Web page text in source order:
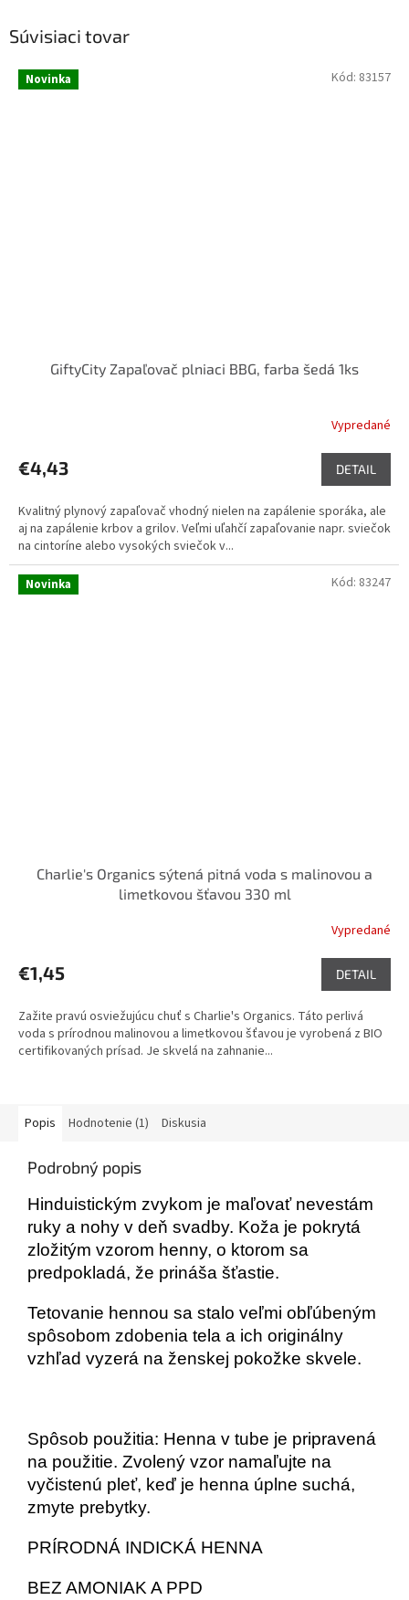
Súvisiaci tovar
Novinka
GiftyCity Zapaľovač plniaci BBG, farba šedá 1ks
Vypredané
€4,43 DETAIL
Kvalitný plynový zapaľovač vhodný nielen na zapálenie sporáka, ale
aj na zapálenie krbov a grilov. Veľmi uľahčí zapaľovanie napr. sviečok
na cintoríne alebo vysokých sviečok v...
Kód: 83157
Novinka
Charlie's Organics sýtená pitná voda s malinovou a
limetkovou šťavou 330 ml
Vypredané
€1,45 DETAIL
Zažite pravú osviežujúcu chuť s Charlie's Organics. Táto perlivá
voda s prírodnou malinovou a limetkovou šťavou je vyrobená z BIO
certifikovaných prísad. Je skvelá na zahnanie...
Kód: 83247
Popis Hodnotenie (1) Diskusia
Podrobný popis
Hinduistickým zvykom je maľovať nevestám
ruky a nohy v deň svadby. Koža je pokrytá
zložitým vzorom henny, o ktorom sa
predpokladá, že prináša šťastie.
Tetovanie hennou sa stalo veľmi obľúbeným
spôsobom zdobenia tela a ich originálny
vzhľad vyzerá na ženskej pokožke skvele.
Spôsob použitia: Henna v tube je pripravená
na použitie. Zvolený vzor namaľujte na
vyčistenú pleť, keď je henna úplne suchá,
zmyte prebytky.
PRÍRODNÁ INDICKÁ HENNA
BEZ AMONIAK A PPD